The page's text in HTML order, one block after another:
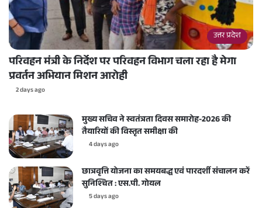
उत्तर प्रदेश
परिवहन मंत्री के निर्देश पर परिवहन विभाग चला रहा है मेगा
प्रवर्तन अभियान मिशन आरोही
2 days ago
मुख्य सचिव ने स्वतंत्रता दिवस समारोह-2026 की
तैयारियों की विस्तृत समीक्षा की
4 days ago
छात्रवृत्ति योजना का समयबद्ध एवं पारदर्शी संचालन करें
सुनिश्चित : एस.पी. गोयल
5 days ago